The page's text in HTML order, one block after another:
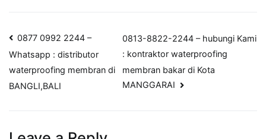
Post
navigation
0877 0992 2244 –
Whatsapp : distributor
waterproofing membran di
BANGLI,BALI
0813-8822-2244 – hubungi Kami
: kontraktor waterproofing
membran bakar di Kota
MANGGARAI